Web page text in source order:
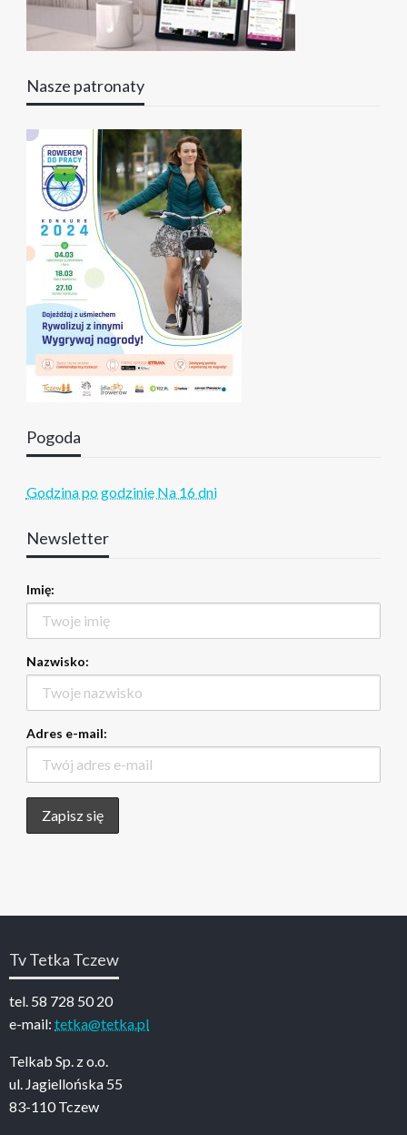
Nasze patronaty
Pogoda
Godzina po godzinie Na 16 dni
Newsletter
Imię:
Nazwisko:
Adres e-mail:
Tv Tetka Tczew
tel. 58 728 50 20
e-mail: tetka@tetka.pl
Telkab Sp. z o.o.
ul. Jagiellońska 55
83-110 Tczew